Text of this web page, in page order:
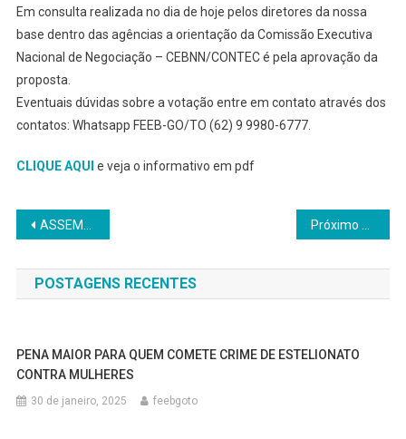
Em consulta realizada no dia de hoje pelos diretores da nossa
base dentro das agências a orientação da Comissão Executiva
Nacional de Negociação – CEBNN/CONTEC é pela aprovação da
proposta.
Eventuais dúvidas sobre a votação entre em contato através dos
contatos: Whatsapp FEEB-GO/TO (62) 9 9980-6777.
CLIQUE AQUI e veja o informativo em pdf
Navegação
de
Post
ASSEMBLEIA GERAL DEMAIS BANCOS
POSTAGENS RECENTES
PENA MAIOR PARA QUEM COMETE CRIME DE ESTELIONATO
CONTRA MULHERES
30 de janeiro, 2025 feebgoto